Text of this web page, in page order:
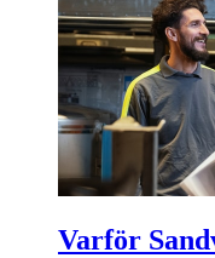
Varför